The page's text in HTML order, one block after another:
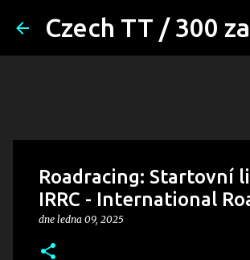
Czech TT / 300
Roadracing: Startovní
IRRC - International
dne ledna 09, 2025